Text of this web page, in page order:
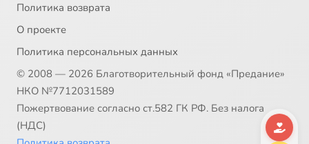
Политика возврата
О проекте
Политика персональных данных
© 2008 — 2026 Благотворительный фонд «Предание»
НКО №7712031589
Пожертвование согласно ст.582 ГК РФ. Без налога
(НДС)